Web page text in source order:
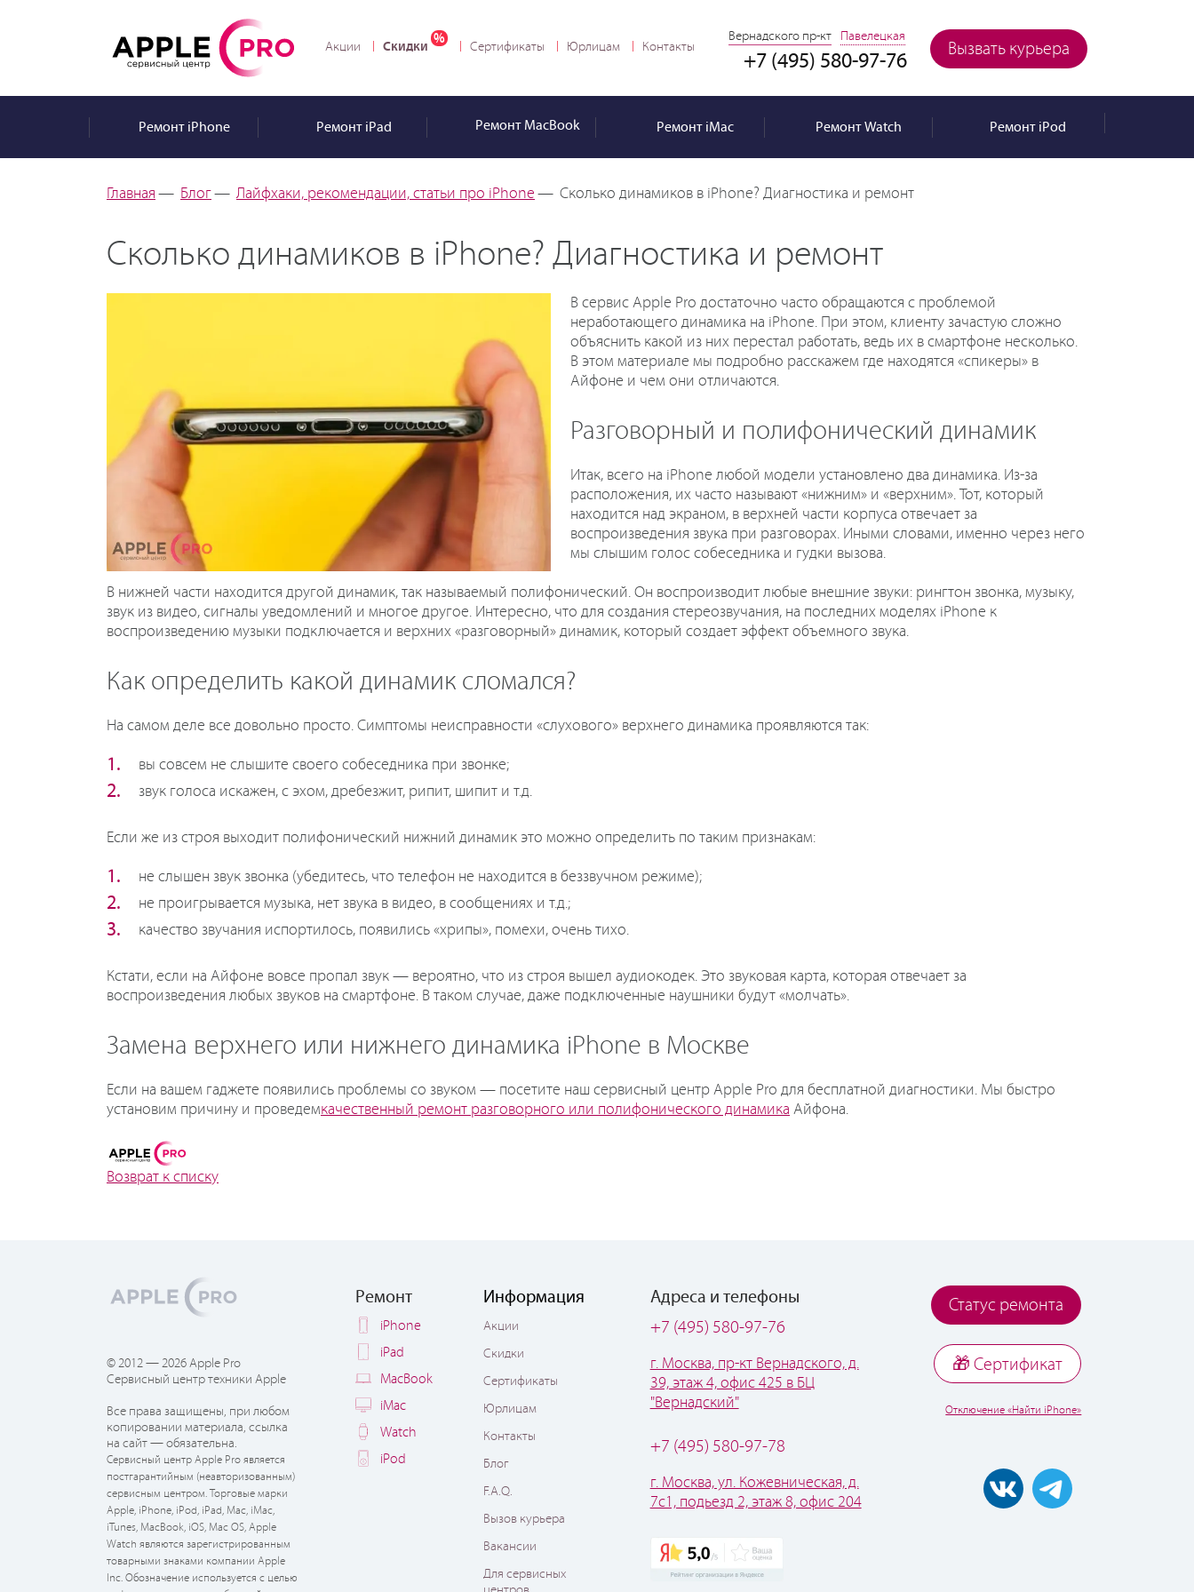
Вызвать курьера
Вернадского пр-кт Павелецкая
+7 (495) 580-97-76
Акции Скидки Сертификаты Юрлицам Контакты
РемонтiPhone РемонтiPad Ремонт MacBook РемонтiMac РемонтWatch РемонтiPod
Главная — Блог— Лайфхаки, рекомендации, статьи про iPhone — Сколько динамиков в iPhone? Диагностика и ремонт
Сколько динамиков в iPhone? Диагностика и ремонт
В сервис Apple Pro достаточно часто обращаются с проблемой
неработающего динамика на iPhone. При этом, клиенту зачастую сложно
объяснить какой из них перестал работать, ведь их в смартфоне несколько.
В этом материале мы подробно расскажем где находятся «спикеры» в
Айфоне и чем они отличаются.
Разговорный и полифонический динамик
Итак, всего на iPhone любой модели установлено два динамика. Из-за
расположения, их часто называют «нижним» и «верхним». Тот, который
находится над экраном, в верхней части корпуса отвечает за
воспроизведения звука при разговорах. Иными словами, именно через него
мы слышим голос собеседника и гудки вызова.
В нижней части находится другой динамик, так называемый полифонический. Он воспроизводит любые внешние звуки: рингтон звонка, музыку,
звук из видео, сигналы уведомлений и многое другое. Интересно, что для создания стереозвучания, на последних моделях iPhone к
воспроизведению музыки подключается и верхних «разговорный» динамик, который создает эффект объемного звука.
Как определить какой динамик сломался?
На самом деле все довольно просто. Симптомы неисправности «слухового» верхнего динамика проявляются так:
вы совсем не слышите своего собеседника при звонке;
звук голоса искажен, с эхом, дребезжит, рипит, шипит и т.д.
Если же из строя выходит полифонический нижний динамик это можно определить по таким признакам:
не слышен звук звонка (убедитесь, что телефон не находится в беззвучном режиме);
не проигрывается музыка, нет звука в видео, в сообщениях и т.д.;
качество звучания испортилось, появились «хрипы», помехи, очень тихо.
Кстати, если на Айфоне вовсе пропал звук — вероятно, что из строя вышел аудиокодек. Это звуковая карта, которая отвечает за
воспроизведения любых звуков на смартфоне. В таком случае, даже подключенные наушники будут «молчать».
Замена верхнего или нижнего динамика iPhone в Москве
Если на вашем гаджете появились проблемы со звуком — посетите наш сервисный центр Apple Pro для бесплатной диагностики. Мы быстро
установим причину и проведемкачественный ремонт разговорного или полифонического динамика Айфона.
Возврат к списку
© 2012 — 2026 Apple Pro
Сервисный центр техники Apple
Все права защищены, при любом
копировании материала, ссылка
на сайт — обязательна.
Сервисный центр Apple Pro является
постгарантийным (неавторизованным)
сервисным центром. Торговые марки
Apple, iPhone, iPod, iPad, Mac, iMac,
iTunes, MacBook, iOS, Mac OS, Apple
Watch являются зарегистрированным
товарными знаками компании Apple
Inc. Обозначение используется с целью
Ремонт
iPhone
iPad
MacBook
iMac
Watch
iPod
Информация
Акции
Скидки
Сертификаты
Юрлицам
Контакты
Блог
F.A.Q.
Вызов курьера
Вакансии
Для сервисных
Адреса и телефоны
+7 (495) 580-97-76
г. Москва, пр-кт Вернадского, д.
39, этаж 4, офис 425 в БЦ
"Вернадский"
+7 (495) 580-97-78
г. Москва, ул. Кожевническая, д.
7с1, подьезд 2, этаж 8, офис 204
Статус ремонта
🎁 Cертификат
Отключение «Найти iPhone»